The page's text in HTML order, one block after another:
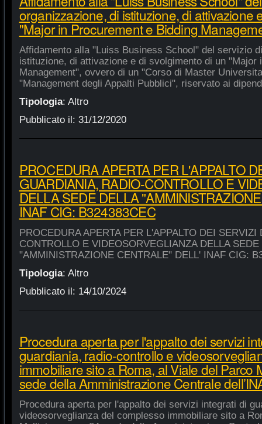
organizzazione, di istituzione, di attivazione
"Major in Procurement e Bidding
Affidamento alla "Luiss Business School" del servizio
istituzione, di attivazione e di svolgimento di un "Major
Management", ovvero di un "Corso di Master
"Management degli Appalti Pubblici", riservato ai
Tipologia: Altro
Pubblicato il: 31/12/2020
PROCEDURA APERTA PER L'APPALTO
GUARDIANIA, RADIO-CONTROLLO E
DELLA SEDE DELLA
INAF CIG: B324383CEC
PROCEDURA APERTA PER L'APPALTO DEI
CONTROLLO E VIDEOSORVEGLIANZA DELLA SEDE
"AMMINISTRAZIONE CENTRALE" DELL' INAF CIG:
Tipologia: Altro
Pubblicato il: 14/10/2024
Procedura aperta per l'appalto dei servizi
guardiania, radio-controllo e
immobiliare sito a Roma, al Viale del Parco
sede della Amministrazione Centrale
Procedura aperta per l'appalto dei servizi integrati di
videosorveglianza del complesso immobiliare sito a